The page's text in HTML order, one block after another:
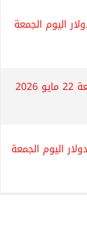
الدولار اليوم الجمعة
الآن.. سعر الدولار اليوم الجمعة 22 مايو 2026
اليوم الجمعة